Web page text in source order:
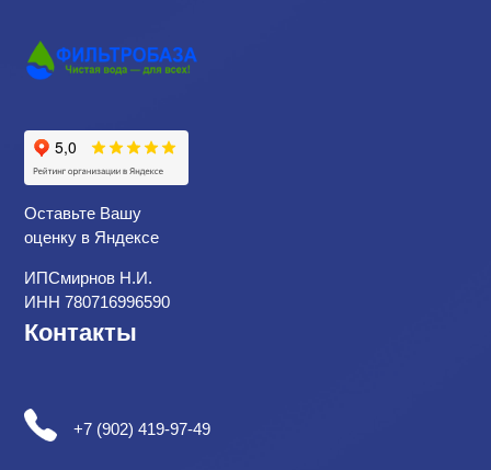
Оставьте Вашу
оценку в Яндексе
ИПСмирнов Н.И.
ИНН 780716996590
Контакты
+7 (902) 419-97-49